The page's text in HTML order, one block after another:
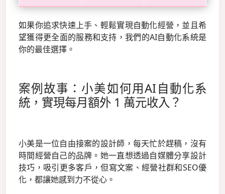
如果你追求快速上手、輕鬆實現自動化經營，並且希
望獲得更全面的服務和支持，我們的AI自動化系統是
你的最佳選擇。
案例故事：小美如何用AI自動化系
統，實現每月額外 1 萬元收入？
小美是一位自由接案的設計師，每天忙於趕稿，沒有
時間經營自己的品牌。她一直想透過自媒體分享設計
技巧，吸引更多客戶，但寫文案、經營社群和SEO優
化，都讓她感到力不從心。